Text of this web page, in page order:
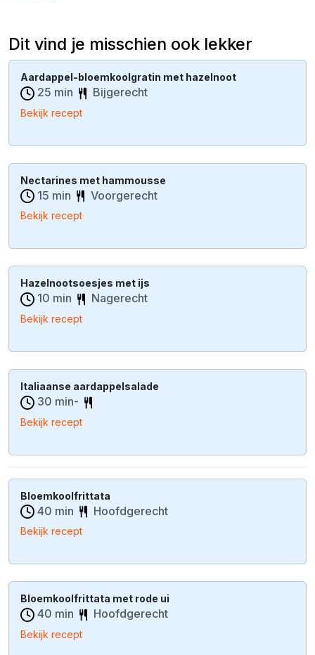
Dit vind je misschien ook lekker
Aardappel-bloemkoolgratin met hazelnoot
25 min Bijgerecht
Bekijk recept
Nectarines met hammousse
15 min Voorgerecht
Bekijk recept
Hazelnootsoesjes met ijs
10 min Nagerecht
Bekijk recept
Italiaanse aardappelsalade
30 min-
Bekijk recept
Bloemkoolfrittata
40 min Hoofdgerecht
Bekijk recept
Bloemkoolfrittata met rode ui
40 min Hoofdgerecht
Bekijk recept